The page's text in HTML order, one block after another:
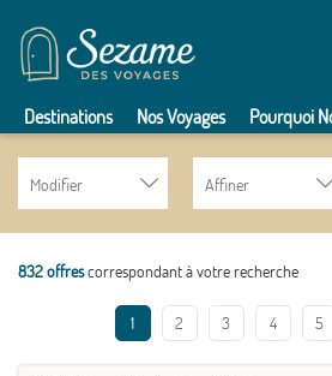
Destinations Nos Voyages Pourquoi
Modifier Affiner
832 offrescorrespondant à votre recherche
1 2 3 4 5